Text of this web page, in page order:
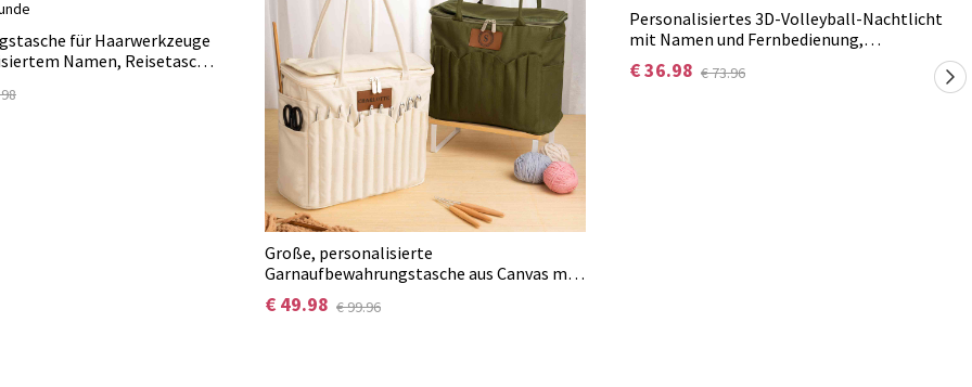
für Haarwerkzeuge
Namen, Reisetasche
Matte,
Große, personalisierte
Garnaufbewahrungstasche aus Canvas mit
Monogramm, Nadelfächern und Tragegriff
– ideales Geburtstagsgeschenk für
€ 49.98 € 99.96
Personalisiertes 3D-Volleyball-Nachtlicht
mit Namen und Fernbedienung,
Tischlampe mit Holzsockel, Sportdekor
fürs Zimmer, Geschenk für
€ 36.98 € 73.96